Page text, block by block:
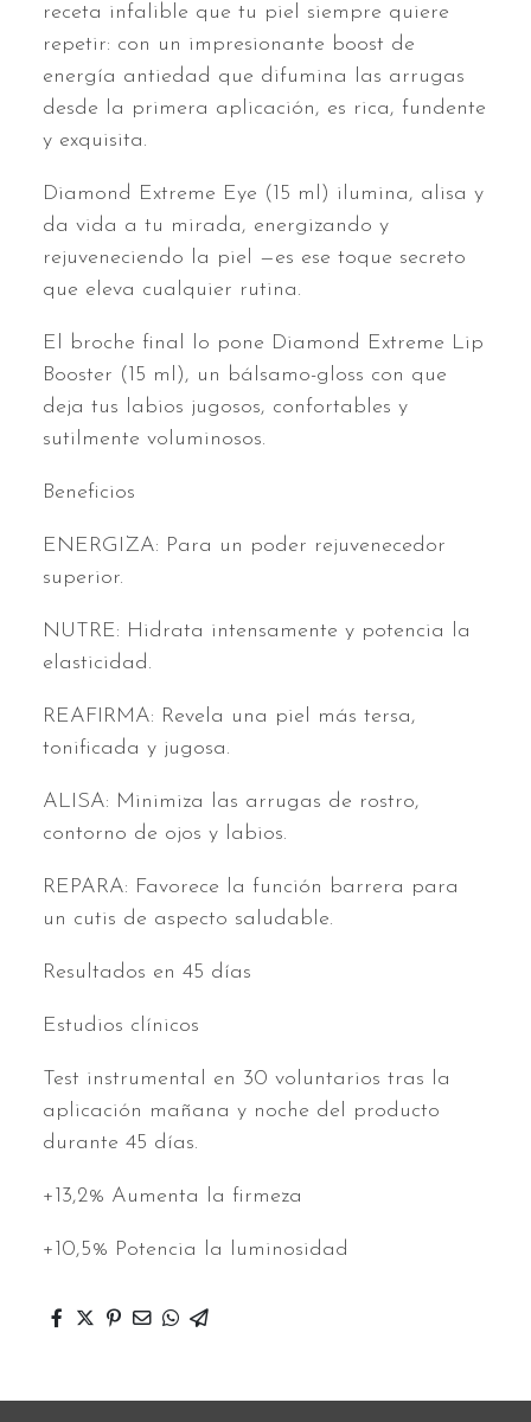
receta infalible que tu piel siempre quiere
repetir: con un impresionante boost de
energía antiedad que difumina las arrugas
desde la primera aplicación, es rica, fundente
y exquisita.
Diamond Extreme Eye (15 ml) ilumina, alisa y
da vida a tu mirada, energizando y
rejuveneciendo la piel —es ese toque secreto
que eleva cualquier rutina.
El broche final lo pone Diamond Extreme Lip
Booster (15 ml), un bálsamo-gloss con que
deja tus labios jugosos, confortables y
sutilmente voluminosos.
Beneficios
ENERGIZA: Para un poder rejuvenecedor
superior.
NUTRE: Hidrata intensamente y potencia la
elasticidad.
REAFIRMA: Revela una piel más tersa,
tonificada y jugosa.
ALISA: Minimiza las arrugas de rostro,
contorno de ojos y labios.
REPARA: Favorece la función barrera para
un cutis de aspecto saludable.
Resultados en 45 días
Estudios clínicos
Test instrumental en 30 voluntarios tras la
aplicación mañana y noche del producto
durante 45 días.
+13,2% Aumenta la firmeza
+10,5% Potencia la luminosidad